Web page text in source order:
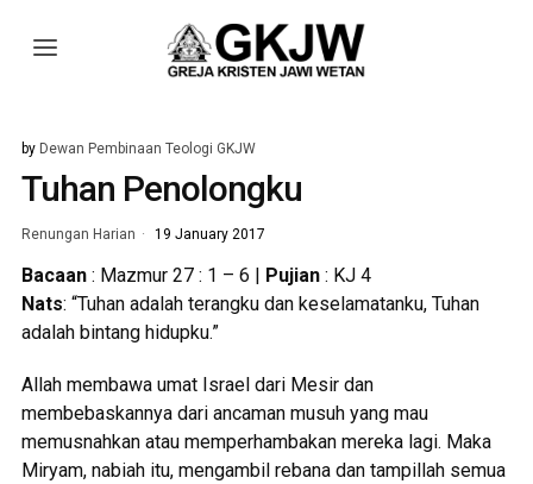
by Dewan Pembinaan Teologi GKJW
Tuhan Penolongku
Renungan Harian 19 January 2017
Bacaan: Mazmur 27 : 1 – 6 | Pujian: KJ 4
Nats: “Tuhan adalah terangku dan keselamatanku, Tuhan
adalah bintang hidupku.”
Allah membawa umat Israel dari Mesir dan
membebaskannya dari ancaman musuh yang mau
memusnahkan atau memperhambakan mereka lagi. Maka
Miryam, nabiah itu, mengambil rebana dan tampillah semua